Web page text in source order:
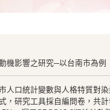
機影響之研究─以台南市為例
人口統計變數與人格特質對
，研究工具採自編問卷，共